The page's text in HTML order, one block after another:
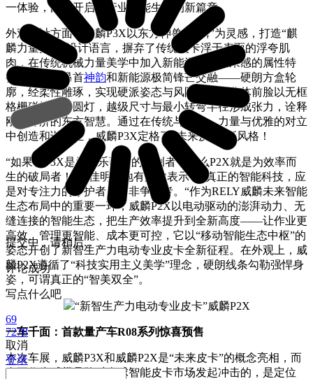
一体验，由此开启了行业智能生态的新篇章。
外观设计方面，威麟P3X以东方神兽“麒麟”为灵感，打造“麒
麟力量美学”设计语言，摒弃了传统皮卡浮于表面的浮夸肌
肉，在传统机械力量美学中加入新能源科技未来感的属性特
征，将麒麟昂首神韵和新能源极简锋芒交融——硬朗方盒轮
廓，经柔性雕琢，实现硬派姿态与风阻平衡；分体前脸以无框
格栅碰撞复古圆灯，越级尺寸与最小转弯半径形成张力，诠释
刚柔并济的东方智慧。通过在传统与未来、力量与优雅的对立
中创造和谐共生，威麟P3X定格了“未来皮卡”新风格！
“如果说P3X是为玩乐而生的开创者，那么P2X就是为效率而
生的破局者！“张佳明掷地有声地表示，“真正的智能科技，应
是对专注力的守护者，而非争夺者。“作为RELY威麟未来智能
生态布局中的重要一环，威麟P2X以电动驱动的澎湃动力、无
缝连接的智能生态，把生产效率提升到全新高度——让作业更
高效、管理更智能、成本更可控，它以“移动智能生态中枢”的
姿态开创了新智生产力电动专业皮卡全新征程。在外观上，威
麟P2X遵循了“科技实用主义美学”理念，硬朗线条勾勒强悍身
姿，可谓真正的“智美双全”。
“新智生产力电动专业皮卡”威麟P2X
一车千面：首款量产车R08系列惊喜预售
本次车展，威麟P3X和威麟P2X是“未来皮卡”的概念亮相，而
真正作为威麟品牌对全球智能皮卡市场发起冲击的，是定位
提交中，请稍后...
评论成功
写点什么吧
69
7278
取消
登录